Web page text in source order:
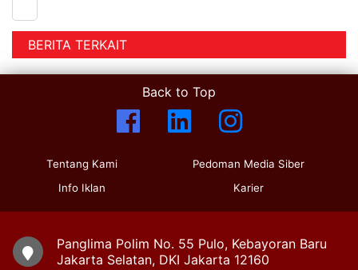
BERITA TERKAIT
Back to Top
Tentang Kami
Info Iklan
Pedoman Media Siber
Karier
Panglima Polim No. 55 Pulo, Kebayoran Baru
Jakarta Selatan, DKI Jakarta 12160